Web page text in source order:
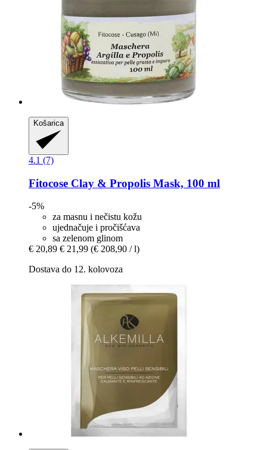
Košarica
4.1 (7)
Fitocose Clay & Propolis Mask, 100 ml
-5%
za masnu i nečistu kožu
ujednačuje i pročišćava
sa zelenom glinom
€ 20,89 € 21,99 (€ 208,90 / l)
Dostava do 12. kolovoza